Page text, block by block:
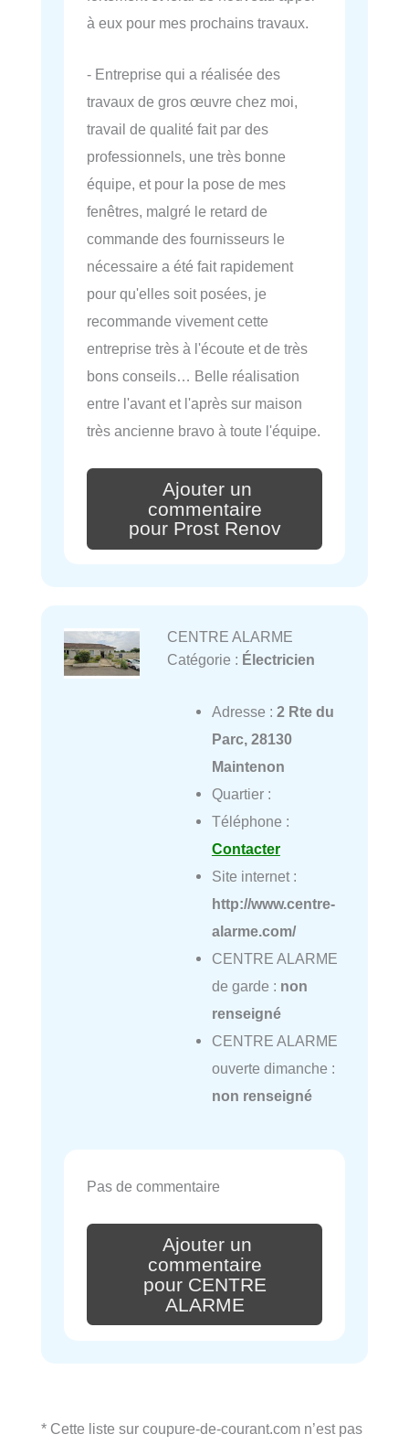
à eux pour mes prochains travaux.
- Entreprise qui a réalisée des
travaux de gros œuvre chez moi,
travail de qualité fait par des
professionnels, une très bonne
équipe, et pour la pose de mes
fenêtres, malgré le retard de
commande des fournisseurs le
nécessaire a été fait rapidement
pour qu'elles soit posées, je
recommande vivement cette
entreprise très à l'écoute et de très
bons conseils… Belle réalisation
entre l'avant et l'après sur maison
très ancienne bravo à toute l'équipe.
Ajouter un
commentaire
pour Prost Renov
CENTRE ALARME
Catégorie : Électricien
Adresse : 2 Rte du
Parc, 28130
Maintenon
Quartier :
Téléphone :
Contacter
Site internet :
http://www.centre-
alarme.com/
CENTRE ALARME
de garde : non
renseigné
CENTRE ALARME
ouverte dimanche :
non renseigné
Pas de commentaire
Ajouter un
commentaire
pour CENTRE
ALARME
* Cette liste sur coupure-de-courant.com n’est pas